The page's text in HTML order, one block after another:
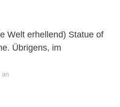
Welt erhellend) Statue of
Übrigens, im
an